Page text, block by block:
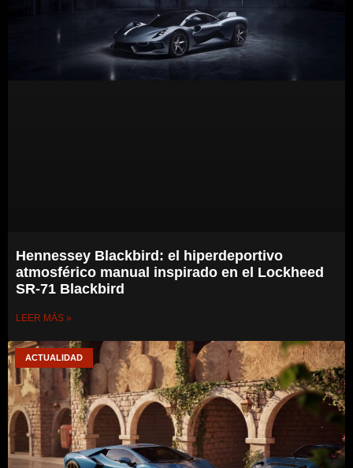
Hennessey Blackbird: el hiperdeportivo
atmosférico manual inspirado en el Lockheed
SR-71 Blackbird
LEER MÁS »
ACTUALIDAD